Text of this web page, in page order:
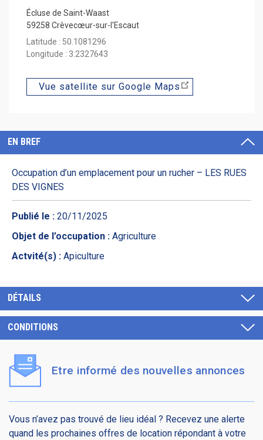
Écluse de Saint-Waast
59258 Crèvecœur-sur-l'Escaut
Latitude : 50.1081296
Longitude : 3.2327643
Vue satellite sur Google Maps
EN BREF
Occupation d’un emplacement pour un rucher – LES RUES
DES VIGNES
Publié le : 20/11/2025
Objet de l’occupation : Agriculture
Actvité(s) : Apiculture
DÉTAILS
CONDITIONS
Etre informé des nouvelles annonces
Vous n’avez pas trouvé de lieu idéal ? Recevez une alerte
quand les prochaines offres de location répondant à votre